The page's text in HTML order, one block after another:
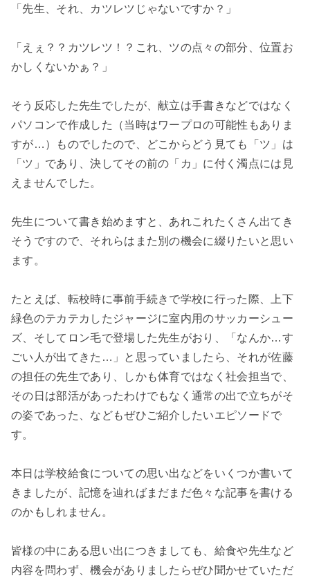
「先生、それ、カツレツじゃないですか？」
「えぇ？？カツレツ！？これ、ツの点々の部分、位置お
かしくないかぁ？」
そう反応した先生でしたが、献立は手書きなどではなく
パソコンで作成した（当時はワープロの可能性もありま
すが…）ものでしたので、どこからどう見ても「ツ」は
「ツ」であり、決してその前の「カ」に付く濁点には見
えませんでした。
先生について書き始めますと、あれこれたくさん出てき
そうですので、それらはまた別の機会に綴りたいと思い
ます。
たとえば、転校時に事前手続きで学校に行った際、上下
緑色のテカテカしたジャージに室内用のサッカーシュー
ズ、そしてロン毛で登場した先生がおり、「なんか…す
ごい人が出てきた…」と思っていましたら、それが佐藤
の担任の先生であり、しかも体育ではなく社会担当で、
その日は部活があったわけでもなく通常の出で立ちがそ
の姿であった、などもぜひご紹介したいエピソードで
す。
本日は学校給食についての思い出などをいくつか書いて
きましたが、記憶を辿ればまだまだ色々な記事を書ける
のかもしれません。
皆様の中にある思い出につきましても、給食や先生など
内容を問わず、機会がありましたらぜひ聞かせていただ